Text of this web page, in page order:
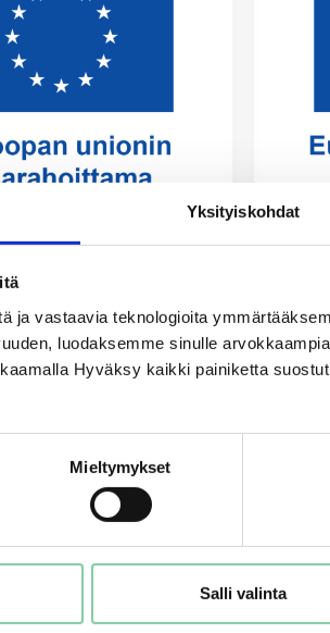
Yksityiskohdat
ja vastaavia teknologioita
luodaksemme sinulle
Hyväksy kaikki painiketta
Mieltymykset
Salli valinta
suunnitelman
asetetujen
osalta. Nuorten
Turun
erityisesti
hankkeiden,
ja osallistavien
kautta.
ja
toimintaa
Työryhmän rooli